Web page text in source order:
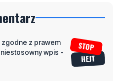
zgodne z prawem
wpis -